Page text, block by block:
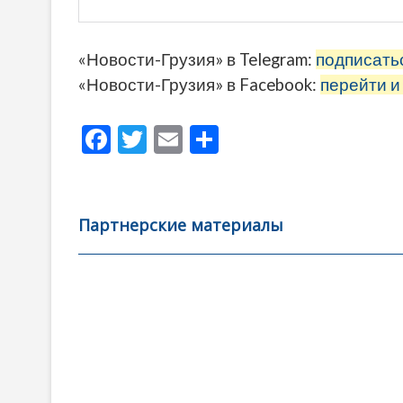
«Новости-Грузия» в Telegram:
«Новости-Грузия» в Facebook: перейти и
F
b
o
T
er
E
l
а
в
Партнерские материалы